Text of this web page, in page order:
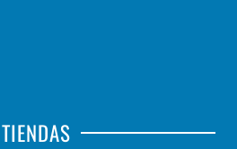
TIENDAS